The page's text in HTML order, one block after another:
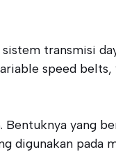
transmisi
speed
yang
digunakan